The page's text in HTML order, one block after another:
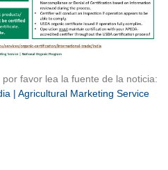
favor lea la fuente de la noticia:
| Agricultural Marketing Service